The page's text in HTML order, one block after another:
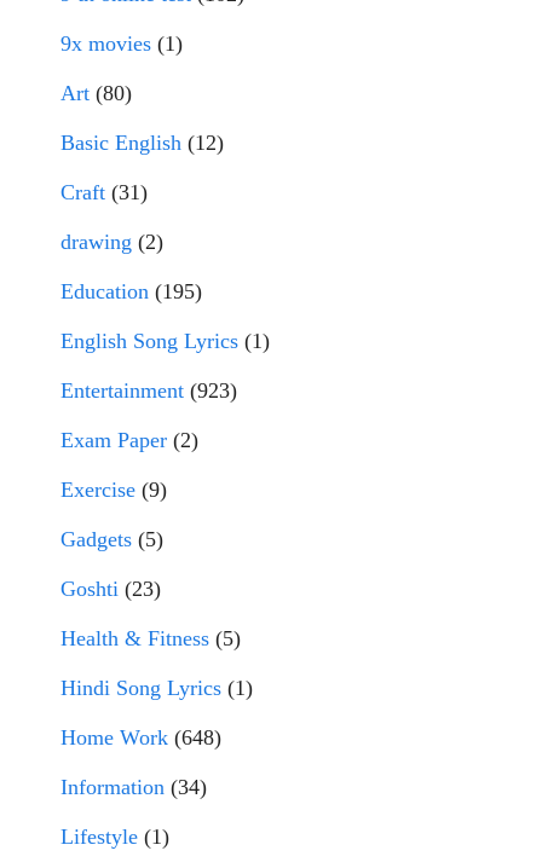
9x movies (1)
Art (80)
Basic English (12)
Craft (31)
drawing (2)
Education (195)
English Song Lyrics (1)
Entertainment (923)
Exam Paper (2)
Exercise (9)
Gadgets (5)
Goshti (23)
Health & Fitness (5)
Hindi Song Lyrics (1)
Home Work (648)
Information (34)
Lifestyle (1)